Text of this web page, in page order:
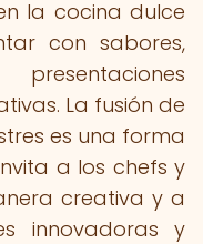
la cocina dulce
con sabores,
La fusión de
es una forma
a los chefs y
creativa y a
innovadoras y